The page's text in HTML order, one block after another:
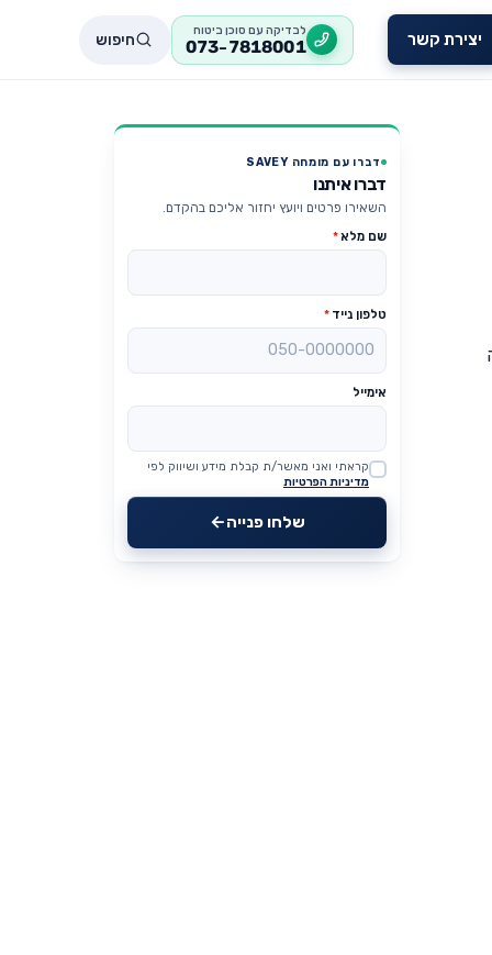
יצירת קשר לבדיקה עם סוכן ביטוח
073-7818001 חיפוש
דברו עם מומחה SAVEY
דברו איתנו
השאירו פרטים ויועץ יחזור אליכם בהקדם.
שם מלא*
טלפון נייד *
אימייל
Website
קראתי ואני מאשר/ת קבלת מידע ושיווק לפי
מדיניות הפרטיות
שלחו פנייה